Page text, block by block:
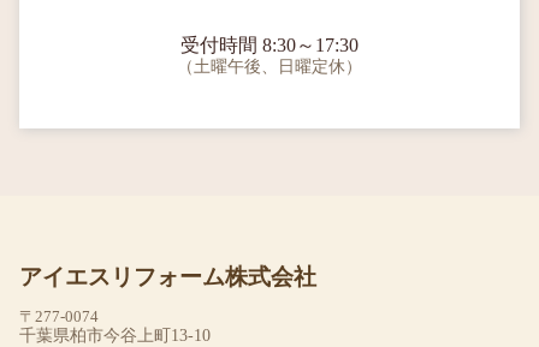
受付時間 8:30～17:30
（土曜午後、日曜定休）
アイエスリフォーム株式会社
〒277-0074
千葉県柏市今谷上町13-10